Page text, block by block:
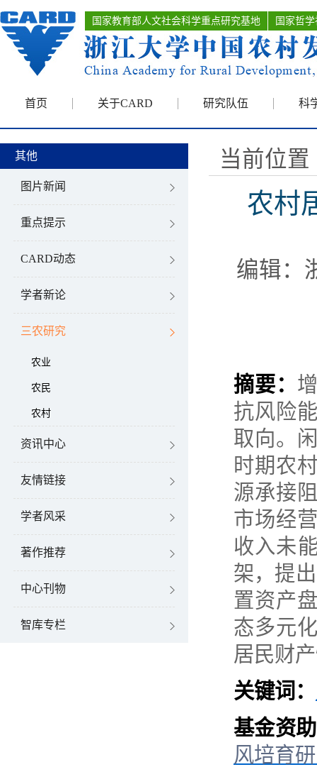
国家教育部人文社会科学重点研究基地 国家哲
首页 关于CARD 研究队伍 科
其他
图片新闻
重点提示
CARD动态
学者新论
三农研究
农业
农民
农村
资讯中心
友情链接
学者风采
著作推荐
中心刊物
智库专栏
当前位置
农村
编辑：
摘要：
抗风险
取向。
时期农
源承接
市场经
收入未
架，提
置资产
态多元
居民财
关键词：
基金资
风培育